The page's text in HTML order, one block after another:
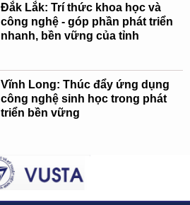
Đắk Lắk: Trí thức khoa học và
công nghệ - góp phần phát triển
nhanh, bền vững của tỉnh
Vĩnh Long: Thúc đẩy ứng dụng
công nghệ sinh học trong phát
triển bền vững